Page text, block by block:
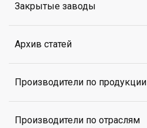
Закрытые заводы
Архив статей
Производители по продукции
Производители по отраслям